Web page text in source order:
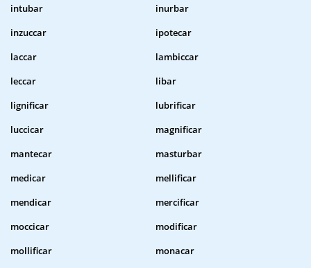
intubar
inurbar
inzuccar
ipotecar
laccar
lambiccar
leccar
libar
lignificar
lubrificar
luccicar
magnificar
mantecar
masturbar
medicar
mellificar
mendicar
mercificar
moccicar
modificar
mollificar
monacar